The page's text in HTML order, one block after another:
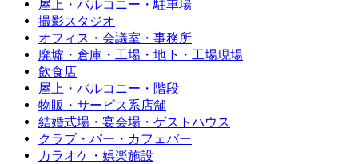
屋上・バルコニー・駐車場
撮影スタジオ
オフィス・会議室・事務所
廃墟・倉庫・工場・地下・工場現場
飲食店
屋上・バルコニー・階段
物販・サービス系店舗
結婚式場・宴会場・ゲストハウス
クラブ・バー・カフェバー
カラオケ・娯楽施設